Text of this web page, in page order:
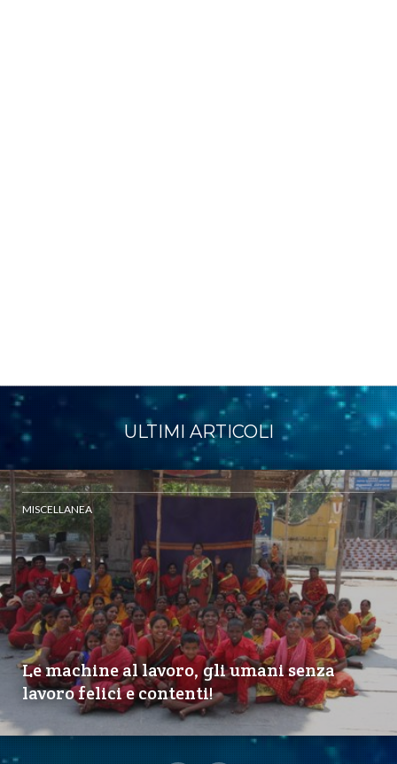
ULTIMI ARTICOLI
MISCELLANEA
Le machine al lavoro, gli umani senza
lavoro felici e contenti!